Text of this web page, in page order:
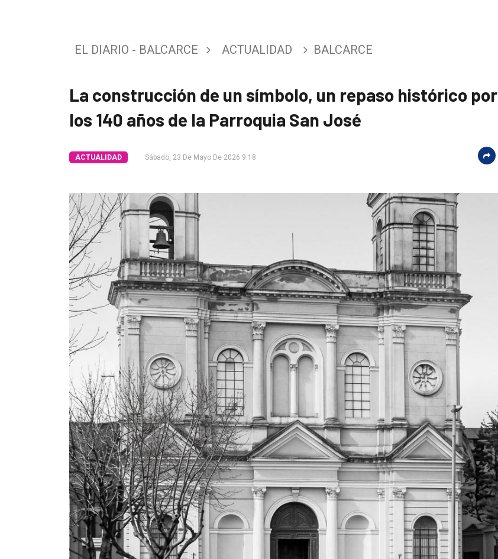
Entrevistas
Fúnebres
Empresa
Nosotros
Contacto
EL DIARIO - BALCARCE ACTUALIDAD BALCARCE
La construcción de un símbolo, un repaso histórico por
los 140 años de la Parroquia San José
ACTUALIDAD Sábado, 23 De Mayo De 2026 9:18